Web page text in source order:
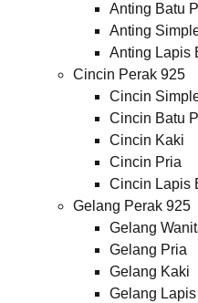
Anting Batu
Anting
Anting Lapis
Cincin Perak 925
Cincin
Cincin Batu
Cincin Kaki
Cincin Pria
Cincin Lapis
Gelang Perak 925
Gelang
Gelang Pria
Gelang Kaki
Gelang